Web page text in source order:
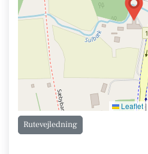
Leaflet|
Rutevejledning